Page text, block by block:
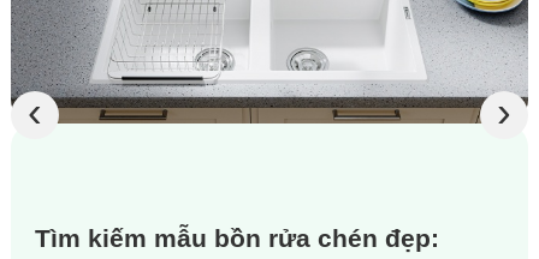
Tìm kiếm mẫu bồn rửa chén đẹp:
‹ ›